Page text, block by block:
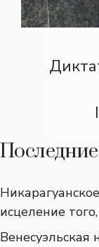
исцеление
Венесуэльская